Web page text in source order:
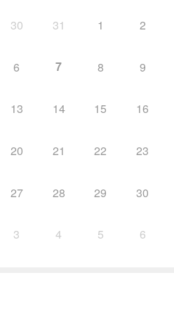
30 31 1 2
6 7 8 9
13 14 15 16
20 21 22 23
27 28 29 30
3 4 5 6